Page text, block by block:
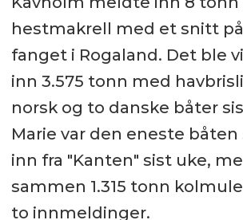
hestmakrell med et snitt på
fanget i Rogaland. Det ble
inn 3.575 tonn med
norsk og to danske båter
Marie var den eneste
inn fra "Kanten" sist uke,
sammen 1.315 tonn
to innmeldinger.